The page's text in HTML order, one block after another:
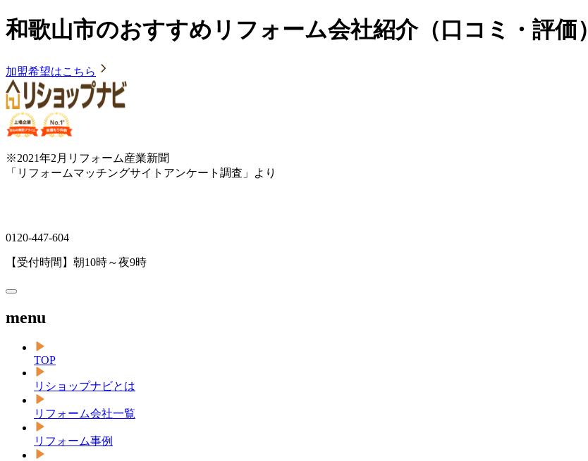
和歌山市のおすすめリフォーム会社紹介（口コミ・評価）
加盟希望はこちら
※2021年2月リフォーム産業新聞
「リフォームマッチングサイトアンケート調査」より
0120-447-604
【受付時間】朝10時～夜9時
menu
TOP
リショップナビとは
リフォーム会社一覧
リフォーム事例